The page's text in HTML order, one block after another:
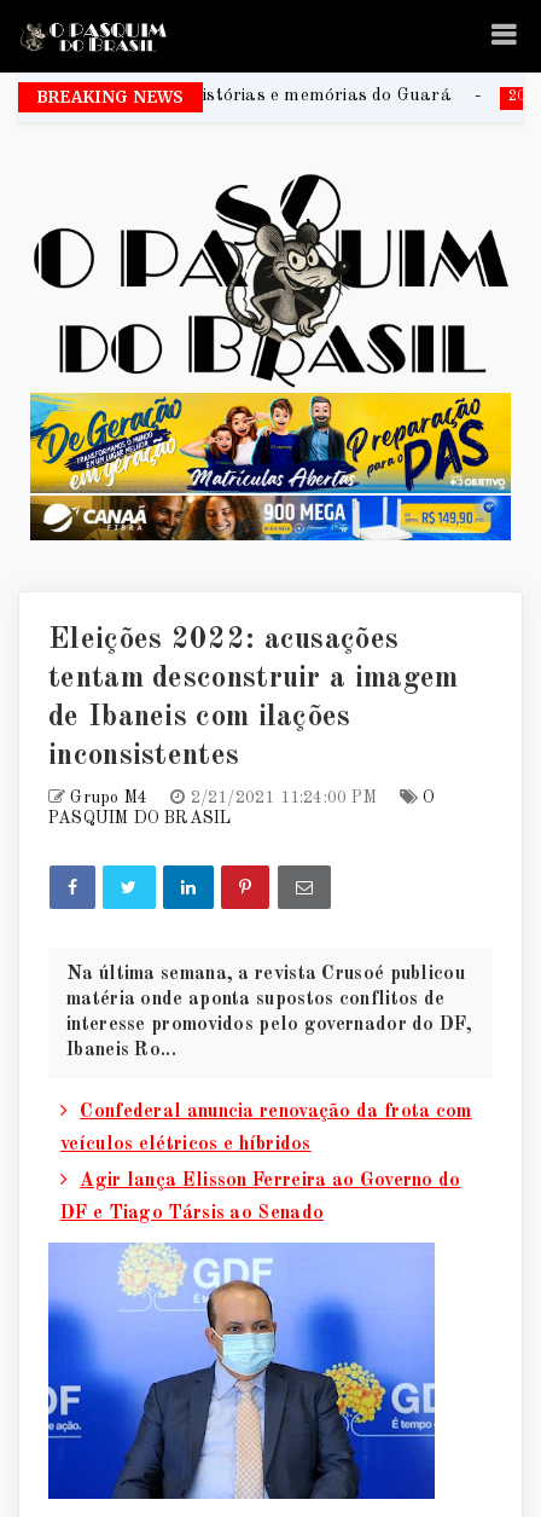
BREAKING NEWS
histórias e memórias do Guará 2026 Na Praia
Eleições 2022: acusações
tentam desconstruir a imagem
de Ibaneis com ilações
inconsistentes
Grupo M4 2/21/2021 11:24:00 PM
O
PASQUIM DO BRASIL
Na última semana, a revista Crusoé publicou
matéria onde aponta supostos conflitos de
interesse promovidos pelo governador do DF,
Ibaneis Ro...
Confederal anuncia renovação da frota com
veículos elétricos e híbridos
Agir lança Elisson Ferreira ao Governo do
DF e Tiago Társis ao Senado